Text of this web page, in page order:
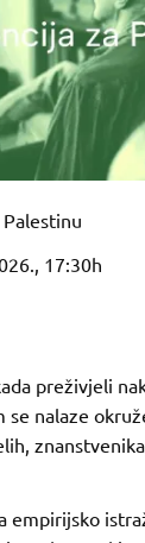
17:30h
preživjeli
se nalaze
empirijsko